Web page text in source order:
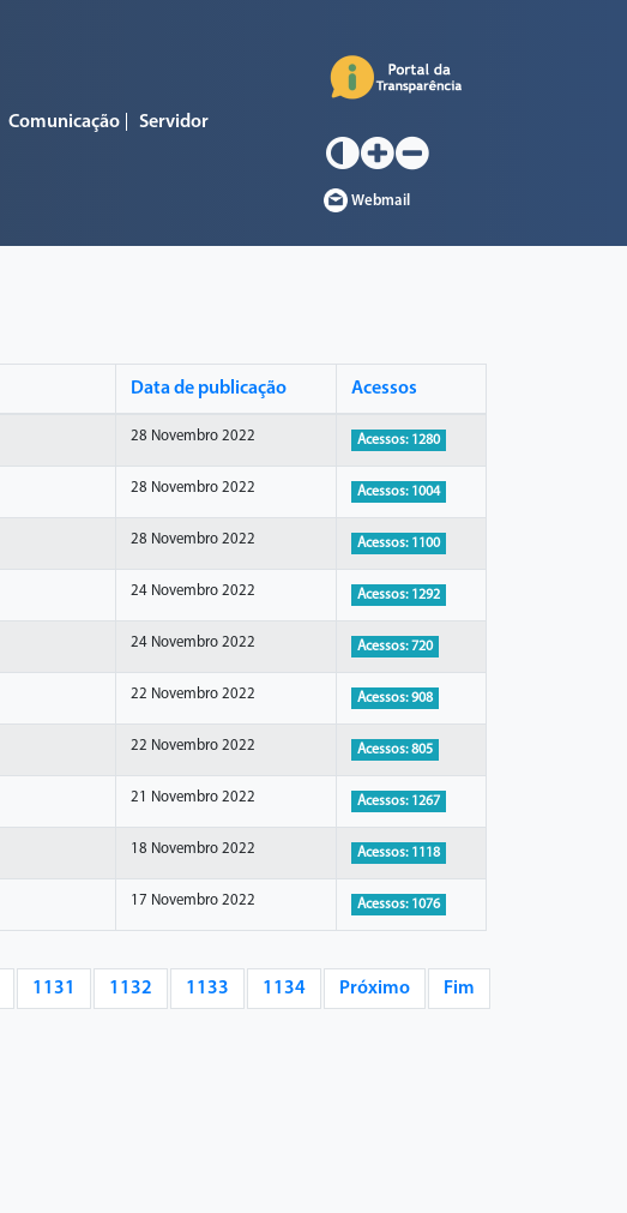
Comunicação Servidor
Webmail
Data de publicação Acessos
28 Novembro 2022 Acessos: 1280
28 Novembro 2022 Acessos: 1004
28 Novembro 2022 Acessos: 1100
24 Novembro 2022 Acessos: 1292
24 Novembro 2022 Acessos: 720
22 Novembro 2022 Acessos: 908
22 Novembro 2022 Acessos: 805
21 Novembro 2022 Acessos: 1267
18 Novembro 2022 Acessos: 1118
17 Novembro 2022 Acessos: 1076
1131 1132 1133 1134 Próximo Fim